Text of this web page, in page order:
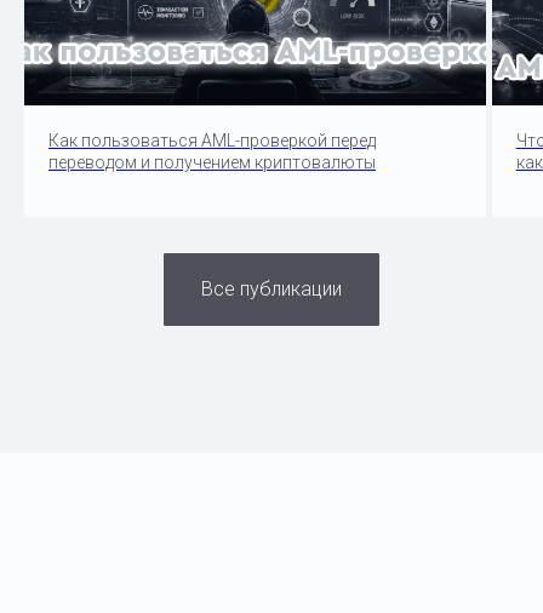
Как пользоваться AML-проверкой перед
переводом и получением криптовалюты
Все публикации